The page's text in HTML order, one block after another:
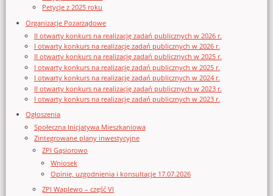
Petycje z 2025 roku
Organizacje Pozarządowe
II otwarty konkurs na realizację zadań publicznych w 2026 r.
I otwarty konkurs na realizację zadań publicznych w 2026 r.
II otwarty konkurs na realizację zadań publicznych w 2025 r.
I otwarty konkurs na realizację zadań publicznych w 2025 r.
I otwarty konkurs na realizację zadań publicznych w 2024 r.
II otwarty konkurs na realizację zadań publicznych w 2023 r.
I otwarty konkurs na realizację zadań publicznych w 2023 r.
Ogłoszenia
Społeczna Inicjatywa Mieszkaniowa
Zintegrowane plany inwestycyjne
ZPI Gąsiorowo
Wniosek
Opinie, uzgodnienia i konsultacje 17.07.2026
ZPI Waplewo – część VI